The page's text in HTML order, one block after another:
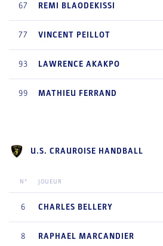
67 REMI BLAODEKISSI
77 VINCENT PEILLOT
93 LAWRENCE AKAKPO
99 MATHIEU FERRAND
U.S. CRAUROISE HANDBALL
N° JOUEUR
6 CHARLES BELLERY
8 RAPHAEL MARCANDIER